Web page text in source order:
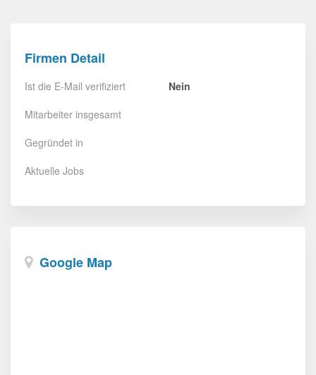
Firmen Detail
Ist die E-Mail verifiziert
Nein
Mitarbeiter insgesamt
Gegründet in
Aktuelle Jobs
Google Map